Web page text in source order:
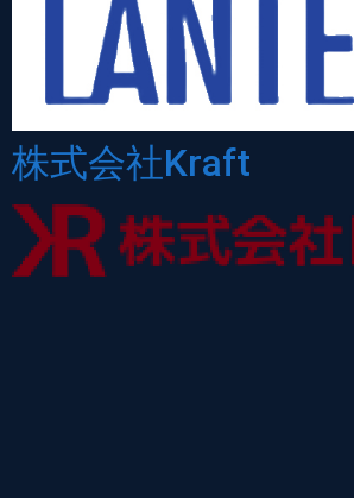
株式会社Kraft